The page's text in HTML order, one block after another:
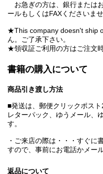
お急ぎの方は、銀行または
ールもしくはFAXくださいませ
★This company doesn't ship
ん。ご了承下さい。
★領収証ご利用の方はご注文
書籍の購入について
商品引き渡し方法
■発送は、郵便クリックポス
レターパック、ゆうメール、
す。
・ご来店の際は・・・すぐに
すので、事前にお電話かメー
返品について